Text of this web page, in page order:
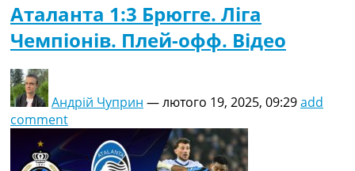
Аталанта 1:3 Брюгге. Ліга
Чемпіонів. Плей-офф. Відео
Андрій Чуприн —лютого 19, 2025, 09:29add
comment